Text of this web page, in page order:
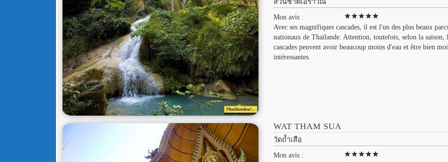
Mon avis :
starstarstarstarstar
Avec ses magnifiques cascades, il est l'un des plus beaux
nationaux de Thaïlande. Attention, toutefois, selon la saison,
cascades peuvent avoir beaucoup moins d'eau et être bien
intéressantes.
WAT THAM SUA
วัดถ้ำเสือ
Mon avis :
starstarstarstarstar